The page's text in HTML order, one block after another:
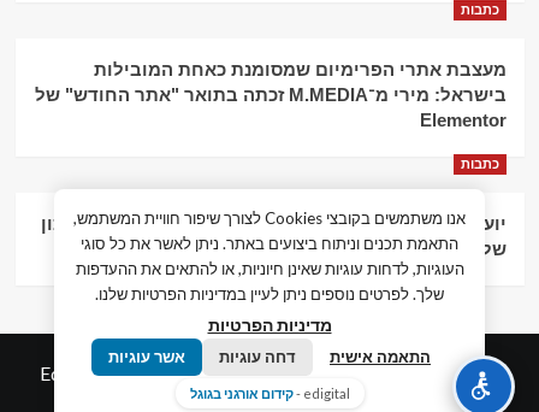
כתבות
מעצבת אתרי הפרימיום שמסומנת כאחת המובילות
בישראל: מירי מ־M.MEDIA זכתה בתואר "אתר החודש" של
Elementor
כתבות
יועץ עסקי וליווי פיננסי – הדרך לצמיחה כלכלית וניהול נכון
של העסק
© כל הזכויות שמורות חדשות המאה ה-21 |
Edigital.co.ilby
אלימלך דיגיטל.
אנו משתמשים בקובצי Cookies לצורך שיפור חוויית המשתמש,
התאמת תכנים וניתוח ביצועים באתר. ניתן לאשר את כל סוגי
העוגיות, לדחות עוגיות שאינן חיוניות, או להתאים את ההעדפות
שלך. לפרטים נוספים ניתן לעיין במדיניות הפרטיות שלנו.
מדיניות הפרטיות
התאמה אישית דחה עוגיות אשר עוגיות
edigital - קידום אורגני בגוגל